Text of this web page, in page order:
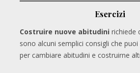
Esercizi
Costruire nuove abitudini richiede
sono alcuni semplici consigli che
per cambiare abitudini e costruirne